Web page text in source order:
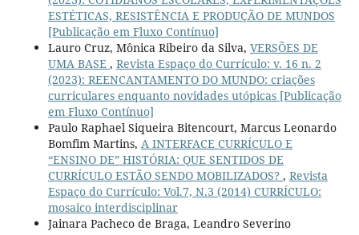
ESTÉTICAS, RESISTÊNCIA E PRODUÇÃO DE MUNDOS
[Publicação em Fluxo Contínuo]
Lauro Cruz, Mônica Ribeiro da Silva, VERSÕES DE
UMA BASE , Revista Espaço do Currículo: v. 16 n. 2
(2023): REENCANTAMENTO DO MUNDO: criações
curriculares enquanto novidades utópicas [Publicação
em Fluxo Contínuo]
Paulo Raphael Siqueira Bitencourt, Marcus Leonardo
Bomfim Martins, A INTERFACE CURRÍCULO E
“ENSINO DE” HISTÓRIA: QUE SENTIDOS DE
CURRÍCULO ESTÃO SENDO MOBILIZADOS? , Revista
Espaço do Currículo: Vol.7, N.3 (2014) CURRÍCULO:
mosaico interdisciplinar
Jainara Pacheco de Braga, Leandro Severino